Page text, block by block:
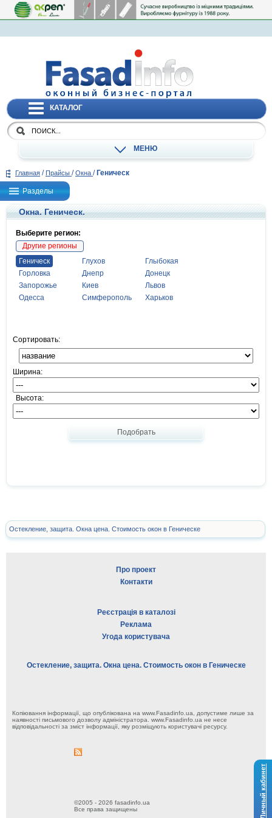
Личный кабинет
КАТАЛОГ
МЕНЮ
Главная / Прайсы / Окна / Геническ
Разделы
Окна. Геническ.
Выберите регион:
Другие регионы
Геническ
Глухов
Глыбокая
Горловка
Днепр
Донецк
Запорожье
Киев
Львов
Одесса
Симферополь Харьков
Сортировать:
Ширина:
Высота:
Подобрать
Остекление, защита. Окна цена. Стоимость окон в Геническе
Про проект
Контакти
Реєстрація в каталозі
Реклама
Угода користувача
Остекление, защита. Окна цена. Стоимость окон в Геническе
Копіювання інформації, що опублікована на www.Fasadinfo.ua, допустиме лише за
наявності письмового дозволу адміністратора. www.Fasadinfo.ua не несе
відповідальності за зміст інформації, яку розміщують користувачі ресурсу.
©2005 - 2026 fasadinfo.ua
Все права защищены